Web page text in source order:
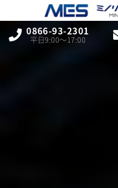
0866-93-2301
平日9:00〜17:00